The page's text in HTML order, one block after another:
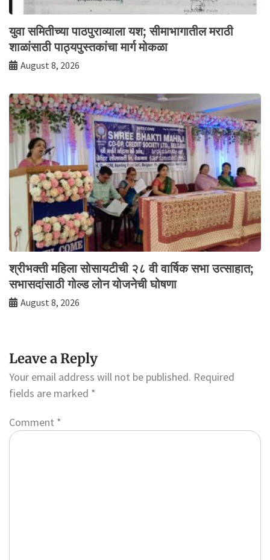
युवा समितीच्या पाठपुराव्याला यश; सीमाभागातील मराठी
शाळांसाठी पाठ्यपुस्तकांचा मार्ग मोकळा
August 8, 2026
श्रीभक्ती महिला सोसायटीची २८ वी वार्षिक सभा उत्साहात;
सभासदांसाठी गोल्ड लोन योजनेची घोषणा
August 8, 2026
Leave a Reply
Your email address will not be published. Required
fields are marked *
Comment *